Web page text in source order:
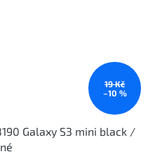
19 Kč
–10 %
Galaxy S3 mini black /